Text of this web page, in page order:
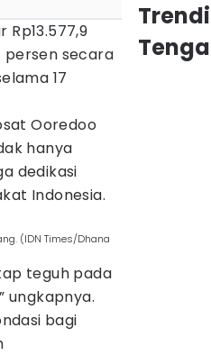
persen secara
17
Ooredoo
hanya
dedikasi
Indonesia.
(IDN Times/Dhana
teguh pada
ungkapnya.
bagi